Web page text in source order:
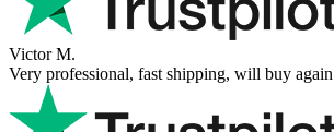
Victor M.
Very professional, fast shipping, will buy again